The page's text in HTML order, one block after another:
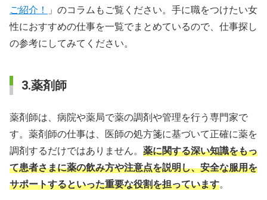
ご紹介！
」のコラムもご覧ください。手に職をつけたい女
性におすすめの仕事を一覧でまとめているので、仕事探し
の参考にしてみてください。
3.薬剤師
薬剤師は、病院や薬局で薬の調剤や管理を行う専門家で
す。薬剤師の仕事は、医師の処方箋に基づいて正確に薬を
調剤するだけではありません。 薬に関する深い知識をもっ
て患者さまに薬の飲み方や注意点を説明し、安全な服用を
サポートするといった重要な役割を担っています。